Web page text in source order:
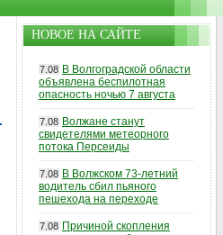
НОВОЕ НА САЙТЕ
7.08 В Волгоградской области
объявлена беспилотная
опасность ночью 7 августа
7.08 Волжане станут
свидетелями метеорного
потока Персеиды
7.08 В Волжском 73-летний
водитель сбил пьяного
пешехода на переходе
7.08 Причиной скопления